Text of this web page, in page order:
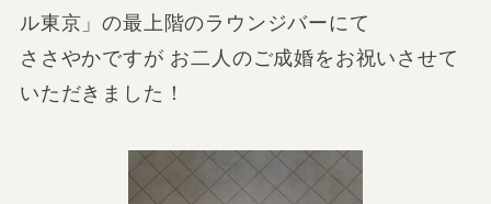
ル東京」の最上階のラウンジバーにて
ささやかですが お二人のご成婚をお祝いさせて
いただきました！